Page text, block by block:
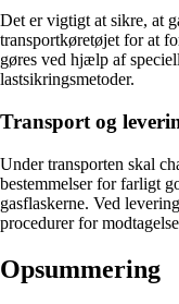
Det er vigtigt at sikre, at
transportkøretøjet for at
gøres ved hjælp af
lastsikringsmetoder.
Transport og
Under transporten skal
bestemmelser for farligt
gasflaskerne. Ved
procedurer for
Opsummering